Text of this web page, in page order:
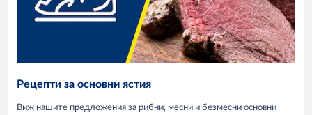
Рецепти за основни ястия
Виж нашите предложения за рибни, месни и безмесни основни